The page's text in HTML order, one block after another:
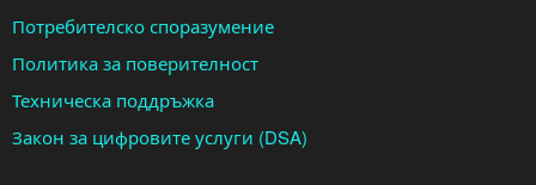
Потребителско споразумение
Политика за поверителност
Техническа поддръжка
Закон за цифровите услуги (DSA)